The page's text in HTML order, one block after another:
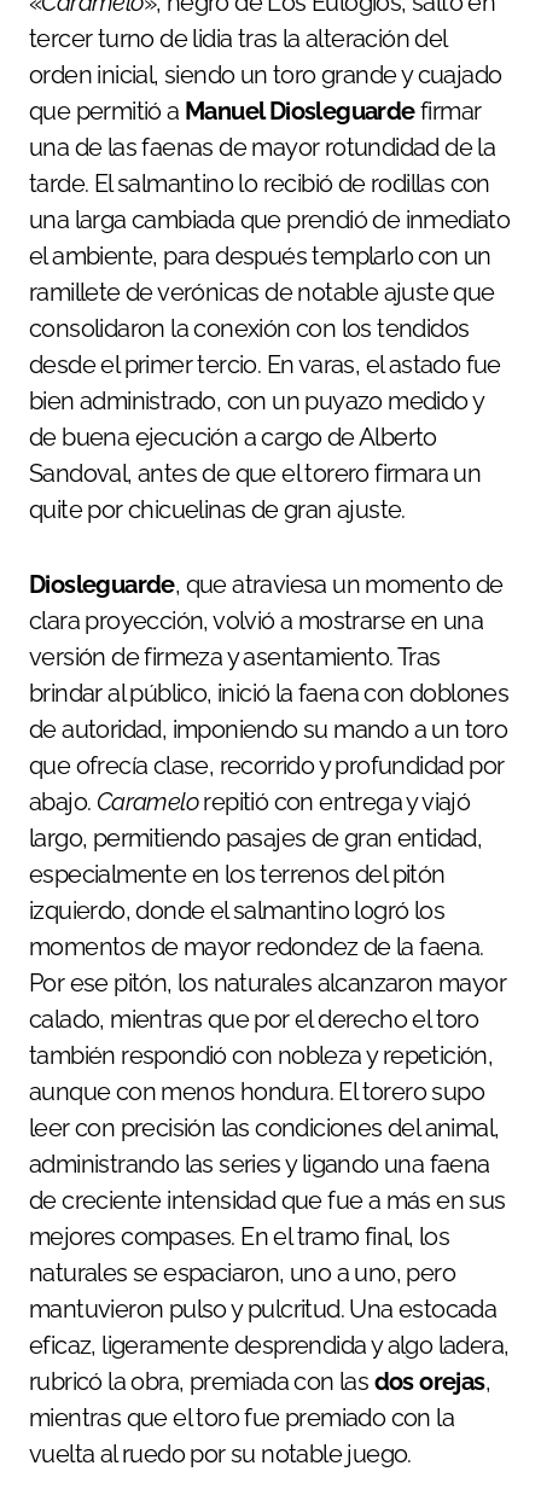
tercer turno de lidia tras la alteración del
orden inicial, siendo un toro grande y cuajado
que permitió a Manuel Diosleguardefirmar
una de las faenas de mayor rotundidad de la
tarde. El salmantino lo recibió de rodillas con
una larga cambiada que prendió de inmediato
el ambiente, para después templarlo con un
ramillete de verónicas de notable ajuste que
consolidaron la conexión con los tendidos
desde el primer tercio. En varas, el astado fue
bien administrado, con un puyazo medido y
de buena ejecución a cargo de Alberto
Sandoval, antes de que el torero firmara un
quite por chicuelinas de gran ajuste.
Diosleguarde, que atraviesa un momento de
clara proyección, volvió a mostrarse en una
versión de firmeza y asentamiento. Tras
brindar al público, inició la faena con doblones
de autoridad, imponiendo su mando a un toro
que ofrecía clase, recorrido y profundidad por
abajo. Caramelorepitió con entrega y viajó
largo, permitiendo pasajes de gran entidad,
especialmente en los terrenos del pitón
izquierdo, donde el salmantino logró los
momentos de mayor redondez de la faena.
Por ese pitón, los naturales alcanzaron mayor
calado, mientras que por el derecho el toro
también respondió con nobleza y repetición,
aunque con menos hondura. El torero supo
leer con precisión las condiciones del animal,
administrando las series y ligando una faena
de creciente intensidad que fue a más en sus
mejores compases. En el tramo final, los
naturales se espaciaron, uno a uno, pero
mantuvieron pulso y pulcritud. Una estocada
eficaz, ligeramente desprendida y algo ladera,
rubricó la obra, premiada con las dos orejas,
mientras que el toro fue premiado con la
vuelta al ruedo por su notable juego.